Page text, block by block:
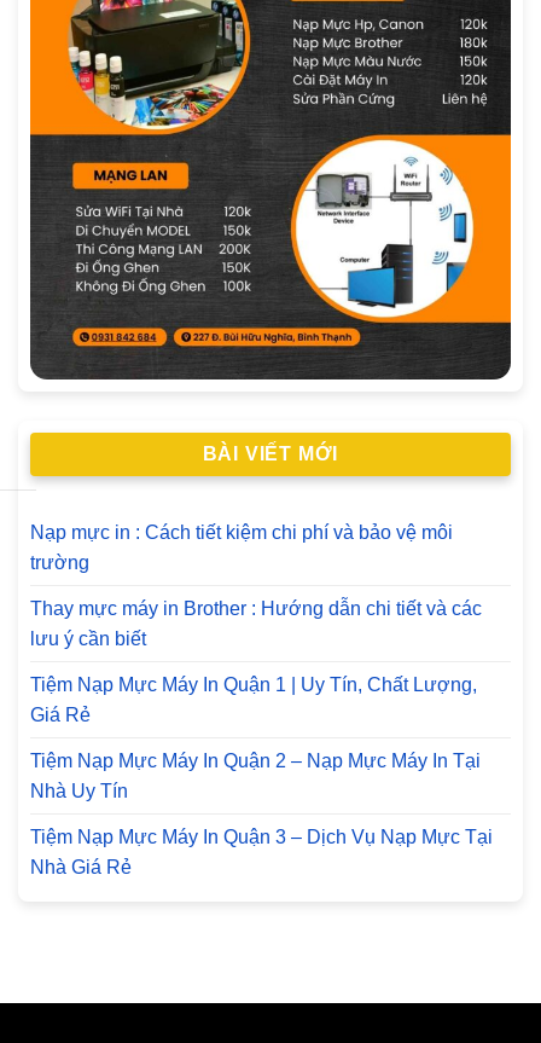
BÀI VIẾT MỚI
Nạp mực in : Cách tiết kiệm chi phí và bảo vệ môi
trường
Thay mực máy in Brother : Hướng dẫn chi tiết và các
lưu ý cần biết
Tiệm Nạp Mực Máy In Quận 1 | Uy Tín, Chất Lượng,
Giá Rẻ
Tiệm Nạp Mực Máy In Quận 2 – Nạp Mực Máy In Tại
Nhà Uy Tín
Tiệm Nạp Mực Máy In Quận 3 – Dịch Vụ Nạp Mực Tại
Nhà Giá Rẻ